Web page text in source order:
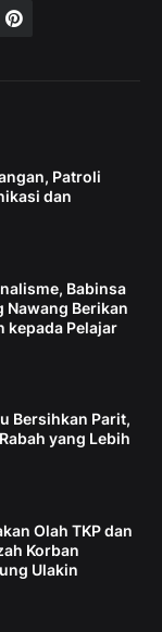
Patroli
dan
Babinsa
Nawang Berikan
kepada Pelajar
Bersihkan Parit,
yang Lebih
Olah TKP dan
Korban
Ulakin